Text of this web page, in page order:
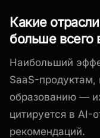
Какие
больше всего
Наибольший
SaaS-
образованию —
цитируется в AI-
рекомендаций.